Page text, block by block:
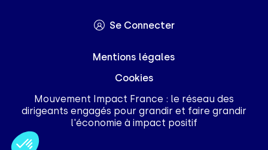
Se Connecter
Mentions légales
Cookies
Mouvement Impact France : le réseau des
dirigeants engagés pour grandir et faire grandir
l'économie à impact positif